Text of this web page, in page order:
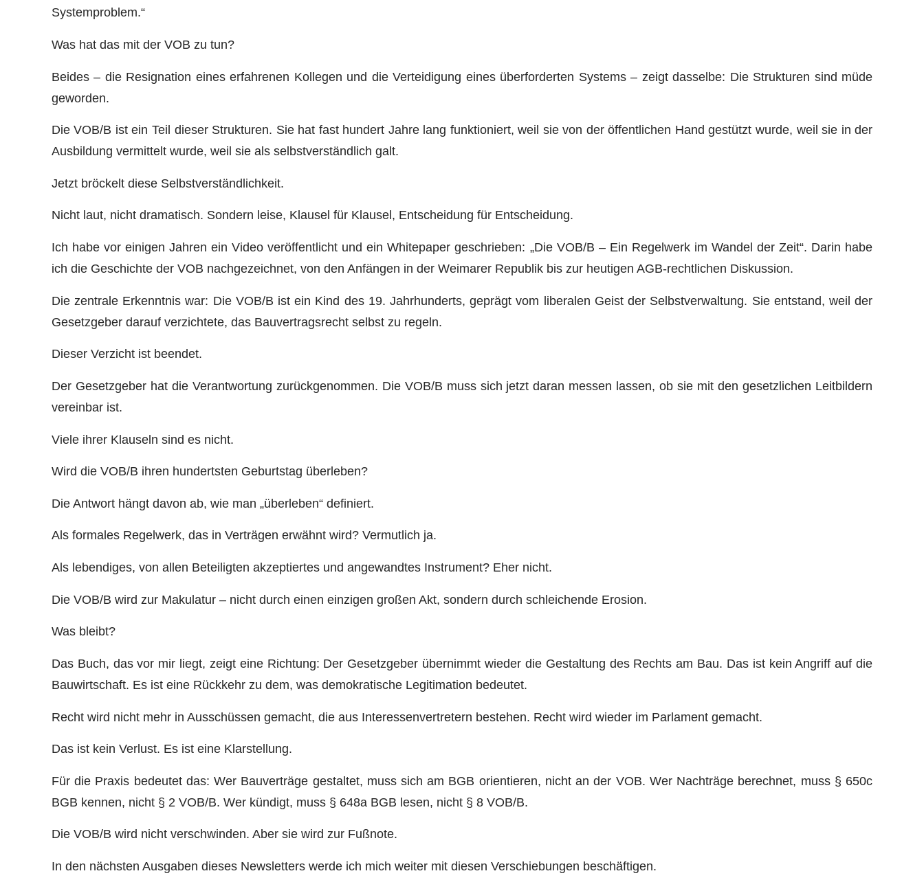
Systemproblem.“
Was hat das mit der VOB zu tun?
Beides – die Resignation eines erfahrenen Kollegen und die Verteidigung eines überforderten Systems – zeigt dasselbe: Die Strukturen sind müde
geworden.
Die VOB/B ist ein Teil dieser Strukturen. Sie hat fast hundert Jahre lang funktioniert, weil sie von der öffentlichen Hand gestützt wurde, weil sie in der
Ausbildung vermittelt wurde, weil sie als selbstverständlich galt.
Jetzt bröckelt diese Selbstverständlichkeit.
Nicht laut, nicht dramatisch. Sondern leise, Klausel für Klausel, Entscheidung für Entscheidung.
Ich habe vor einigen Jahren ein Video veröffentlicht und ein Whitepaper geschrieben: „Die VOB/B – Ein Regelwerk im Wandel der Zeit“. Darin habe
ich die Geschichte der VOB nachgezeichnet, von den Anfängen in der Weimarer Republik bis zur heutigen AGB-rechtlichen Diskussion.
Die zentrale Erkenntnis war: Die VOB/B ist ein Kind des 19. Jahrhunderts, geprägt vom liberalen Geist der Selbstverwaltung. Sie entstand, weil der
Gesetzgeber darauf verzichtete, das Bauvertragsrecht selbst zu regeln.
Dieser Verzicht ist beendet.
Der Gesetzgeber hat die Verantwortung zurückgenommen. Die VOB/B muss sich jetzt daran messen lassen, ob sie mit den gesetzlichen Leitbildern
vereinbar ist.
Viele ihrer Klauseln sind es nicht.
Wird die VOB/B ihren hundertsten Geburtstag überleben?
Die Antwort hängt davon ab, wie man „überleben“ definiert.
Als formales Regelwerk, das in Verträgen erwähnt wird? Vermutlich ja.
Als lebendiges, von allen Beteiligten akzeptiertes und angewandtes Instrument? Eher nicht.
Die VOB/B wird zur Makulatur – nicht durch einen einzigen großen Akt, sondern durch schleichende Erosion.
Was bleibt?
Das Buch, das vor mir liegt, zeigt eine Richtung: Der Gesetzgeber übernimmt wieder die Gestaltung des Rechts am Bau. Das ist kein Angriff auf die
Bauwirtschaft. Es ist eine Rückkehr zu dem, was demokratische Legitimation bedeutet.
Recht wird nicht mehr in Ausschüssen gemacht, die aus Interessenvertretern bestehen. Recht wird wieder im Parlament gemacht.
Das ist kein Verlust. Es ist eine Klarstellung.
Für die Praxis bedeutet das: Wer Bauverträge gestaltet, muss sich am BGB orientieren, nicht an der VOB. Wer Nachträge berechnet, muss § 650c
BGB kennen, nicht § 2 VOB/B. Wer kündigt, muss § 648a BGB lesen, nicht § 8 VOB/B.
Die VOB/B wird nicht verschwinden. Aber sie wird zur Fußnote.
In den nächsten Ausgaben dieses Newsletters werde ich mich weiter mit diesen Verschiebungen beschäftigen.